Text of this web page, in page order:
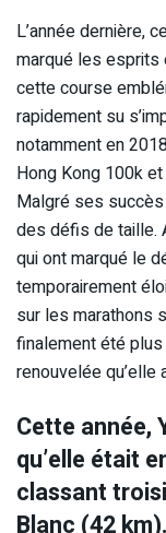
L’année dernière,
marqué les esprits
cette course
rapidement su
notamment en
Hong Kong 100k
Malgré ses
des défis de taille.
qui ont marqué le
temporairement
sur les marathons
finalement été
renouvelée
Cette année,
qu’elle était
classant
Blanc (42 km).